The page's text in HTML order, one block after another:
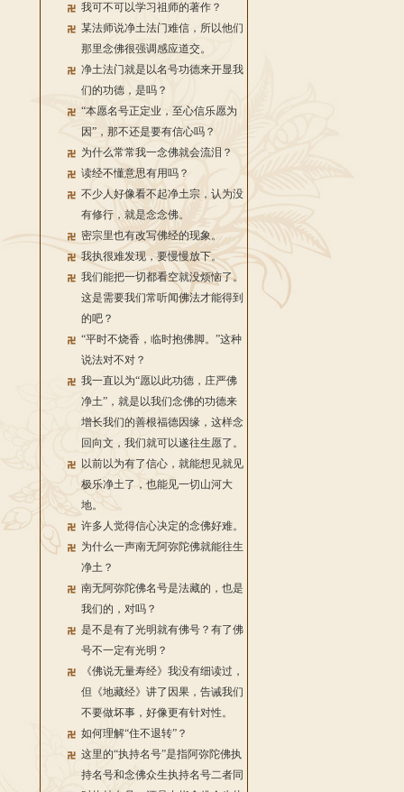
我可不可以学习祖师的著作？
某法师说净土法门难信，所以他们
那里念佛很强调感应道交。
净土法门就是以名号功德来开显我
们的功德，是吗？
“本愿名号正定业，至心信乐愿为
因”，那不还是要有信心吗？
为什么常常我一念佛就会流泪？
读经不懂意思有用吗？
不少人好像看不起净土宗，认为没
有修行，就是念念佛。
密宗里也有改写佛经的现象。
我执很难发现，要慢慢放下。
我们能把一切都看空就没烦恼了。
这是需要我们常听闻佛法才能得到
的吧？
“平时不烧香，临时抱佛脚。”这种
说法对不对？
我一直以为“愿以此功德，庄严佛
净土”，就是以我们念佛的功德来
增长我们的善根福德因缘，这样念
回向文，我们就可以遂往生愿了。
以前以为有了信心，就能想见就见
极乐净土了，也能见一切山河大
地。
许多人觉得信心决定的念佛好难。
为什么一声南无阿弥陀佛就能往生
净土？
南无阿弥陀佛名号是法藏的，也是
我们的，对吗？
是不是有了光明就有佛号？有了佛
号不一定有光明？
《佛说无量寿经》我没有细读过，
但《地藏经》讲了因果，告诫我们
不要做坏事，好像更有针对性。
如何理解“住不退转”？
这里的“执持名号”是指阿弥陀佛执
持名号和念佛众生执持名号二者同